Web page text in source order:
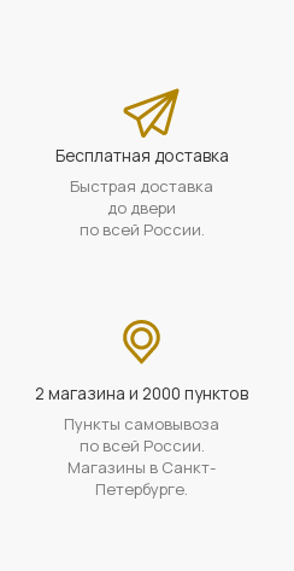
Бесплатная доставка
Быстрая доставка
до двери
по всей России.
2 магазина и 2000 пунктов
Пункты самовывоза
по всей России.
Магазины в Санкт-
Петербурге.